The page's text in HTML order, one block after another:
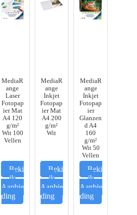
MediaR
ange
Laser
Fotopap
ier Mat
A4 120
g/m²
Wit 100
Vellen
Beki
jk
Aanbie
ding
MediaR
ange
Inkjet
Fotopap
ier Mat
A4 200
g/m²
Wit
Beki
jk
Aanbie
ding
MediaR
ange
Inkjet
Fotopap
ier
Glanzen
d A4
160
g/m²
Wit 50
Vellen
Beki
jk
Aanbie
ding